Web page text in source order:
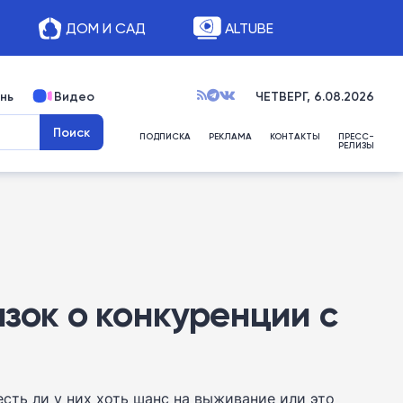
ДОМ И САД ALTUBE
Видео ЧЕТВЕРГ, 6.08.2026
ПОДПИСКА РЕКЛАМА КОНТАКТЫ ПРЕСС-
РЕЛИЗЫ
о конкуренции с
ли у них хоть шанс на выживание или это